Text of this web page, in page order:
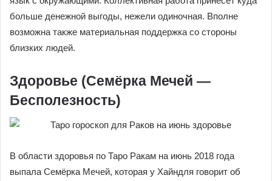
больше денежной выгоды, нежели одиночная. Вполне
возможна также материальная поддержка со стороны
близких людей.
Здоровье (Семёрка Мечей —
Бесполезность)
В области здоровья по Таро Ракам на июнь 2018 года
выпала Семёрка Мечей, которая у Хайндля говорит об